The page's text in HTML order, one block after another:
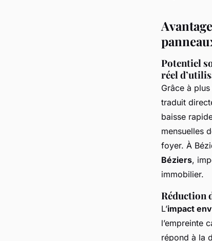
Potentiel
réel
Grâce à
traduit
baisse
mensuelles
foyer. À
Béziers,
immobilier.
Réduction
L’impact
l’empreinte
répond à la